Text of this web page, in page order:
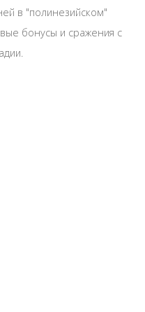
в "полинезийском"
бонусы и сражения с